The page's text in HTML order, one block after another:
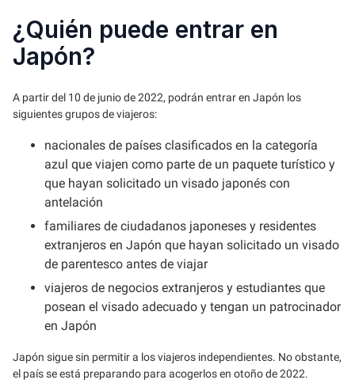
¿Quién puede entrar en
Japón?
A partir del 10 de junio de 2022, podrán entrar en Japón los
siguientes grupos de viajeros:
nacionales de países clasificados en la categoría
azul que viajen como parte de un paquete turístico y
que hayan solicitado un visado japonés con
antelación
familiares de ciudadanos japoneses y residentes
extranjeros en Japón que hayan solicitado un visado
de parentesco antes de viajar
viajeros de negocios extranjeros y estudiantes que
posean el visado adecuado y tengan un patrocinador
en Japón
Japón sigue sin permitir a los viajeros independientes. No obstante,
el país se está preparando para acogerlos en otoño de 2022.